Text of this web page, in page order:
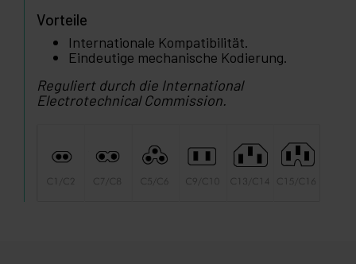
Vorteile
Internationale Kompatibilität.
Eindeutige mechanische Kodierung.
Reguliert durch die International
Electrotechnical Commission.